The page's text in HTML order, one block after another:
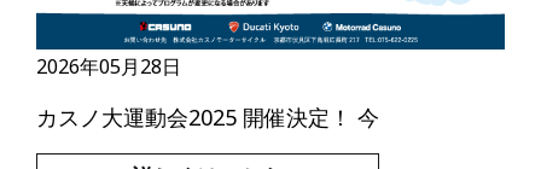
カスノ大運動会2025 開催決定！ 今
2026年05月28日